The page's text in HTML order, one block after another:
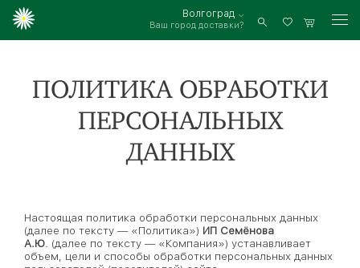
Волгоград
Ваш город доставки? Войти
ПОЛИТИКА ОБРАБОТКИ
ПЕРСОНАЛЬНЫХ
ДАННЫХ
Настоящая политика обработки персональных данных
(далее по тексту — «Политика») ИП Семёнова
А.Ю. (далее по тексту — «Компания») устанавливает
объем, цели и способы обработки персональных данных